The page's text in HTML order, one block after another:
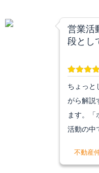
営業活
段とし
ちょっと
がら解説
ます。「
活動の中
不動産